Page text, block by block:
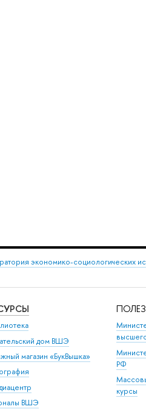
экономико-социологических
дом ВШЭ
магазин «БукВышка»
ВШЭ
РФ
курсы